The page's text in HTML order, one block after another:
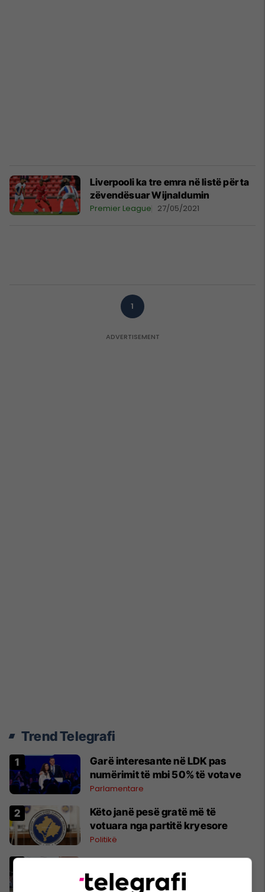
Liverpooli ka tre emra në listë për ta
zëvendësuar Wijnaldumin
Premier League 27/05/2021
1
Trend Telegrafi
Garë interesante në LDK pas
numërimit të mbi 50% të votave
Parlamentare
Këto janë pesë gratë më të
votuara nga partitë kryesore
Politikë
Radoiçiqit dhe 10 të tjerëve,